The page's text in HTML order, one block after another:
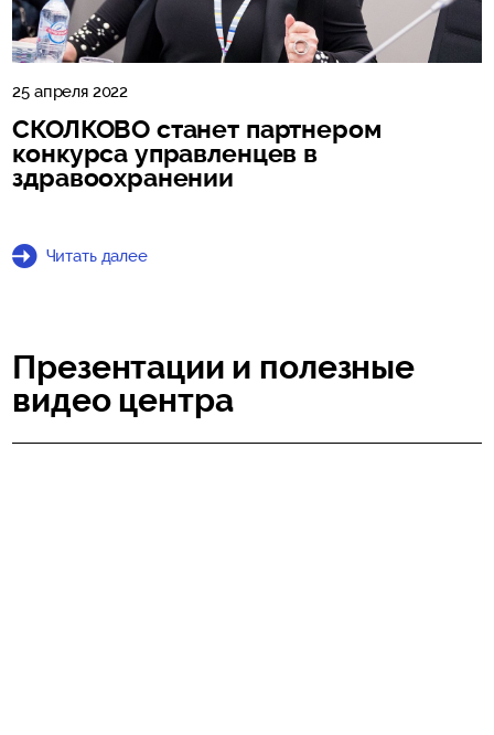
25 апреля 2022
СКОЛКОВО станет партнером
конкурса управленцев в
здравоохранении
Читать далее
Презентации и полезные
видео центра